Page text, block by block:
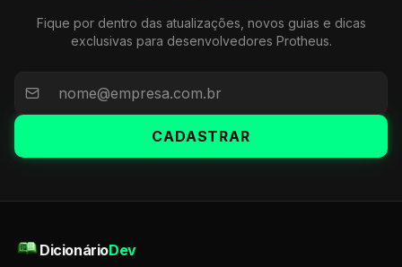
Fique por dentro das atualizações, novos guias e dicas
exclusivas para desenvolvedores Protheus.
CADASTRAR
DicionárioDev